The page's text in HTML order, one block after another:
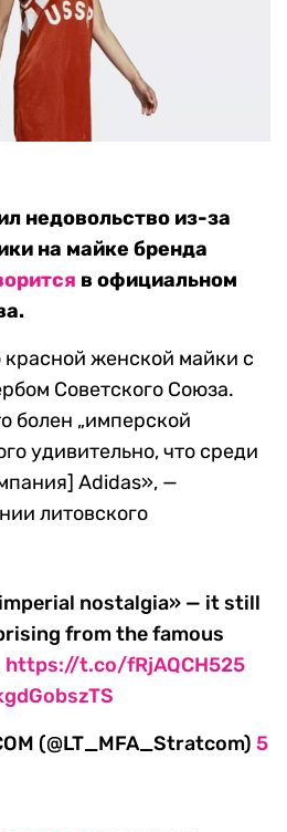
недовольство из-за
на майке бренда
в официальном
женской майки с
Советского Союза.
болен „имперской
удивительно, что среди
Аdidas», —
литовского
nostalgia» — it still
from the famous
https://t.co/fRjAQCH525
(@LT_MFA_Stratcom) 5